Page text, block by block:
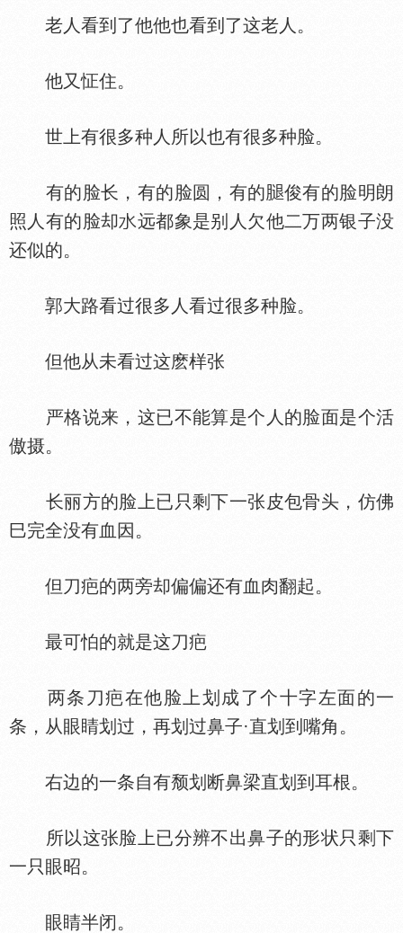
老人看到了他他也看到了这老人。
他又怔住。
世上有很多种人所以也有很多种脸。
有的脸长，有的脸圆，有的
俊有的脸明朗
照人有的脸却
远都象是别人欠他二万两银子没
还似的。
郭大路看过很多人看过很多种脸。
但他从未看过这麽样张
严格说来，这已不能算是个人的脸面是个活
傲摄。
长丽方的脸上已只剩下一张皮包骨头，仿佛
巳完全没有血因。
但刀疤的两旁却偏偏还有血肉翻起。
最可怕的就是这刀疤
两条刀疤在他脸上划成了个十字左面的一
条，从眼睛划过，再划过鼻子·直划到嘴角。
右边的一条自有颓划断鼻梁直划到耳根。
所以这张脸上已分辨不出鼻子的形状只剩下
一只眼昭。
眼睛半闭。